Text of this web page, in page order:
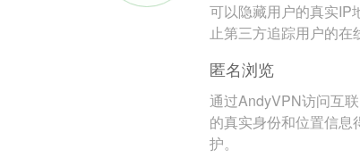
可以隐藏用户的真实IP
止第三方追踪用户的在
匿名浏览
通过AndyVPN访问互
的真实身份和位置信息
护。